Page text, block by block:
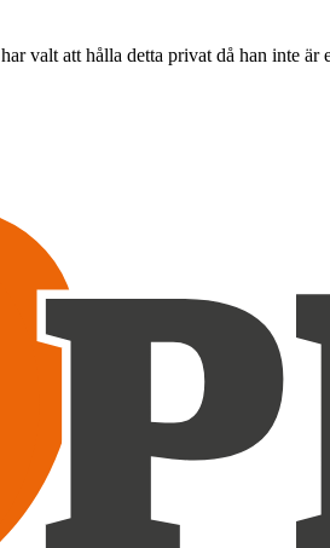
valt att hålla detta privat då han inte